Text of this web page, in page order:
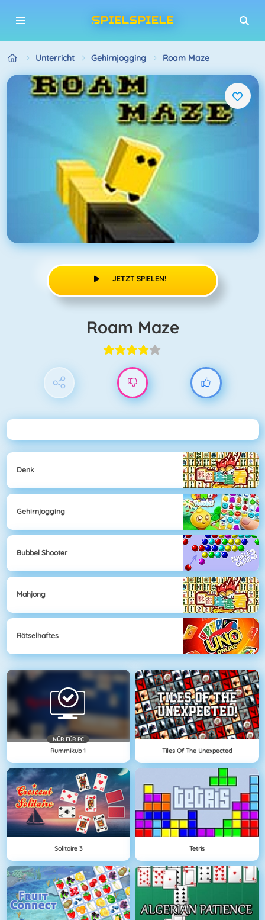
Unterricht Gehirnjogging Roam Maze
JETZT SPIELEN!
Roam Maze
Denk
Gehirnjogging
Bubbel Shooter
Mahjong
Rätselhaftes
NÜR FÜR PC
Rummikub 1 Tiles Of The Unexpected
Solitaire 3 Tetris